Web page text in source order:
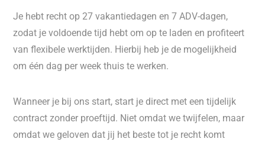
Je hebt recht op 27 vakantiedagen en 7 ADV-dagen,
zodat je voldoende tijd hebt om op te laden en profiteert
van flexibele werktijden. Hierbij heb je de mogelijkheid
om één dag per week thuis te werken.
Wanneer je bij ons start, start je direct met een tijdelijk
contract zonder proeftijd. Niet omdat we twijfelen, maar
omdat we geloven dat jij het beste tot je recht komt